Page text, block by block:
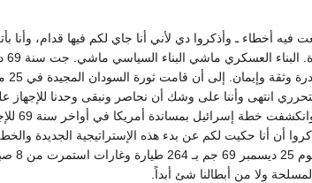
فيه أخطاء ـ وأذكروا دي لأني أنا جاي لكم فيها قدام،
الهيئة
ولا من أبطالنا شئ أبداً.